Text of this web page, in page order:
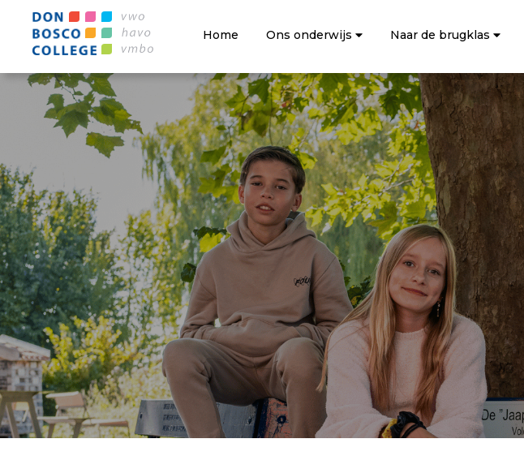
Home Ons onderwijs Naar de brugklas